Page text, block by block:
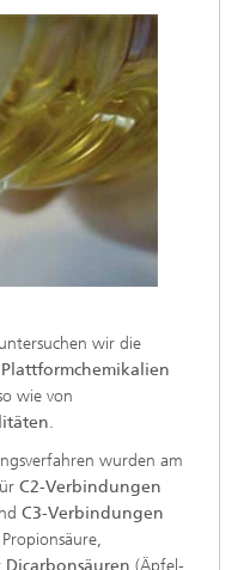
wir die
wie von
.
wurden am
C2-Verbindungen
C3-Verbindungen
Dicarbonsäuren (Äpfel-